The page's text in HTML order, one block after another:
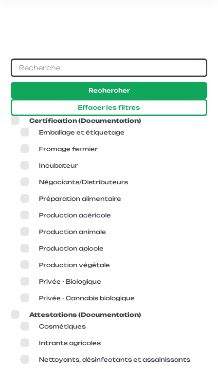
Rechercher
Effacer les filtres
Certification (Documentation)
Emballage et étiquetage
Fromage fermier
Incubateur
Négociants/Distributeurs
Préparation alimentaire
Production acéricole
Production animale
Production apicole
Production végétale
Privée - Biologique
Privée - Cannabis biologique
Attestations (Documentation)
Cosmétiques
Intrants agricoles
Nettoyants, désinfectants et assainissants
obtenir
de
la
certification
biologique
ou
sur
Québec
Vrai ?
Sujet
Téléphone